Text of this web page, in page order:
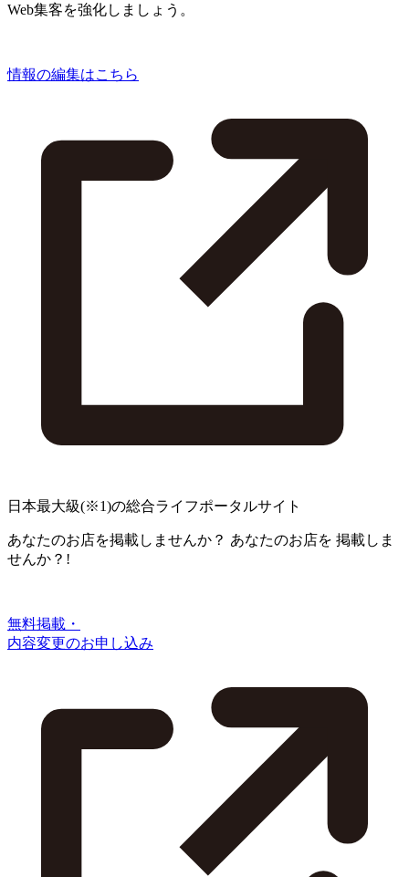
Web集客を強化しましょう。
情報の編集はこちら
日本最大級(※1)の総合ライフポータルサイト
あなたのお店を掲載しませんか？ あなたのお店を 掲載しま
せんか？!
無料掲載・
内容変更のお申し込み